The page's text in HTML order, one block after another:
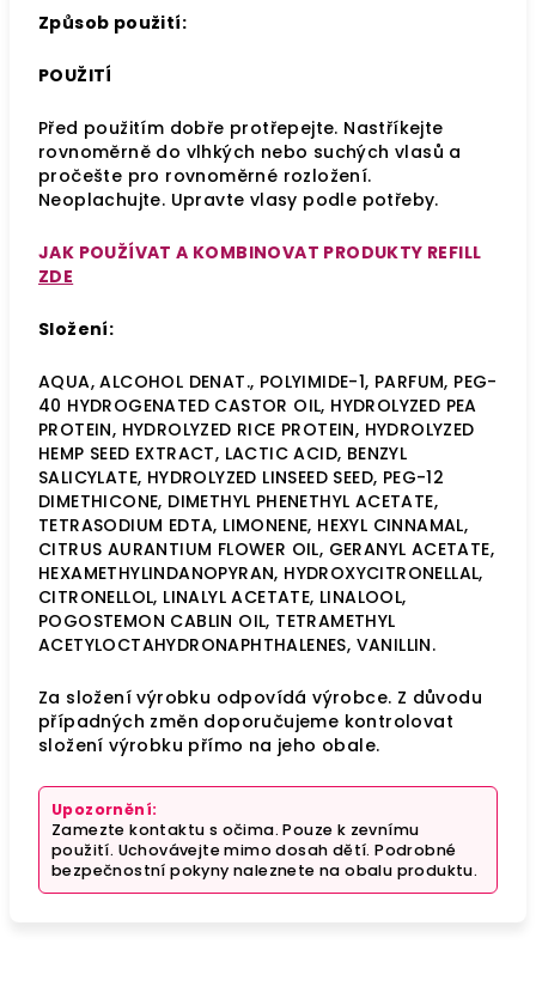
Způsob použití:
POUŽITÍ
Před použitím dobře protřepejte. Nastříkejte
rovnoměrně do vlhkých nebo suchých vlasů a
pročešte pro rovnoměrné rozložení.
Neoplachujte. Upravte vlasy podle potřeby.
JAK POUŽÍVAT A KOMBINOVAT PRODUKTY REFILL
ZDE
Složení:
AQUA, ALCOHOL DENAT., POLYIMIDE-1, PARFUM, PEG-
40 HYDROGENATED CASTOR OIL, HYDROLYZED PEA
PROTEIN, HYDROLYZED RICE PROTEIN, HYDROLYZED
HEMP SEED EXTRACT, LACTIC ACID, BENZYL
SALICYLATE, HYDROLYZED LINSEED SEED, PEG-12
DIMETHICONE, DIMETHYL PHENETHYL ACETATE,
TETRASODIUM EDTA, LIMONENE, HEXYL CINNAMAL,
CITRUS AURANTIUM FLOWER OIL, GERANYL ACETATE,
HEXAMETHYLINDANOPYRAN, HYDROXYCITRONELLAL,
CITRONELLOL, LINALYL ACETATE, LINALOOL,
POGOSTEMON CABLIN OIL, TETRAMETHYL
ACETYLOCTAHYDRONAPHTHALENES, VANILLIN.
Za složení výrobku odpovídá výrobce. Z důvodu
případných změn doporučujeme kontrolovat
složení výrobku přímo na jeho obale.
Upozornění:
Zamezte kontaktu s očima. Pouze k zevnímu
použití. Uchovávejte mimo dosah dětí. Podrobné
bezpečnostní pokyny naleznete na obalu produktu.